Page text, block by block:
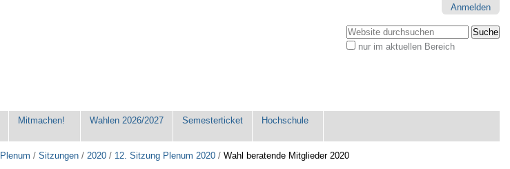
Anmelden
Website durchsuchen
nur im aktuellen Bereich
Mitmachen! Wahlen 2026/2027 Semesterticket Hochschule
Plenum /Sitzungen /2020 / 12. Sitzung Plenum 2020 /Wahl beratende Mitglieder 2020